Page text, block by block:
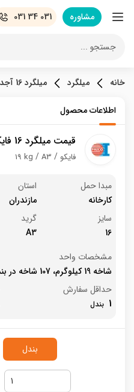
مشاوره 031 34 031
جستجو ...
خانه میلگرد میلگرد 16 آجدار
اطلاعات محصول
قیمت میلگرد 16 فایکو
19 kg A3 فایکو
مبدا حمل
کارخانه
استان
مازندران
سایز
16
گرید
A3
مشخصات واحد
شاخه 19 کیلوگرم، 107 شاخه در بندل
حداقل سفارش
1
بندل